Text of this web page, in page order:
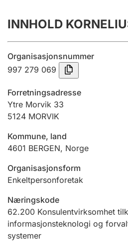
Årsregnskap
Innsending og
Jeger
Ektepaktveileder
Offentlig sektor
INNHOLD
Organisasjonsnummer
997 279 069
Forretningsadresse
Ytre Morvik 33
5124 MORVIK
Kommune, land
4601 BERGEN, Norge
Organisasjonsform
Enkeltpersonforetak
Næringskode
62.200 Konsulentvirksomhet
informasjonsteknologi og
systemer